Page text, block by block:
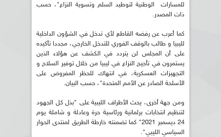
للمسارات الوطنية لتوطيد السلم وتسوية النزاع"، حسب
ذات المصدر.
كما أعرب عن رفضه القاطع لأي تدخل في الشؤون الداخلية
لليبيا و طالب بالوقف الفوري للتدخل الخارجي، مجددا تأكيده
على أن المجلس لن يتردد في الكشف عن هؤلاء الذين
يستمرون في تأجيج النزاع في ليبيا من خلال توفير السلاح و
التجهيزات العسكرية، في انتهاك للحظر المفروض على
الأسلحة الصادر عن الأمم المتحدة"، حسب البيان.
ومن جهة أخرى، يحث الأطراف الليبية على "بذل كل الجهود
لتنظيم انتخابات برلمانية ورئاسية حرة وعادلة و شاملة يوم
24 ديسمبر 2021" كما تضمنته خارطة الطريق لمنتدى الحوار
السياسي الليبي".